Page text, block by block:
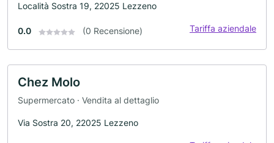
Località Sostra 19, 22025 Lezzeno
0.0 (0 Recensione) Tariffa aziendale
Chez Molo
Supermercato · Vendita al dettaglio
Via Sostra 20, 22025 Lezzeno